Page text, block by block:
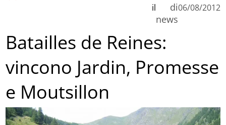
di
news
il 06/08/2012
Batailles de Reines:
vincono Jardin, Promesse
e Moutsillon